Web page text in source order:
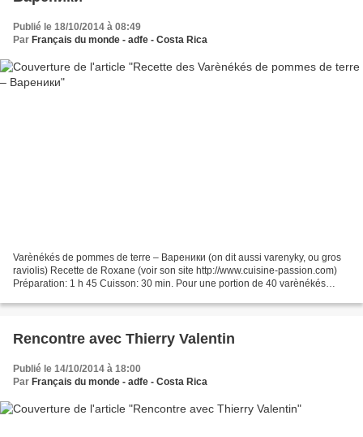
Publié le 18/10/2014 à 08:49
Par Français du monde - adfe - Costa Rica
Varènékés de pommes de terre – Вареники (on dit aussi varenyky, ou gros
raviolis) Recette de Roxane (voir son site http://www.cuisine-passion.com)
Préparation: 1 h 45 Cuisson: 30 min. Pour une portion de 40 varènékés
Rencontre avec Thierry Valentin
Publié le 14/10/2014 à 18:00
Par Français du monde - adfe - Costa Rica